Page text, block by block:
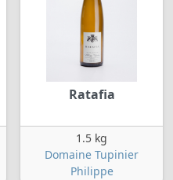
Ratafia
1.5 kg
Domaine Tupinier
Philippe